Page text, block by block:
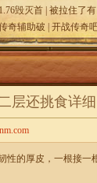
1.76毁灭首 被拉住了有
奇辅助破 开战传奇
层还挑食详细
性的厚皮，一根接一